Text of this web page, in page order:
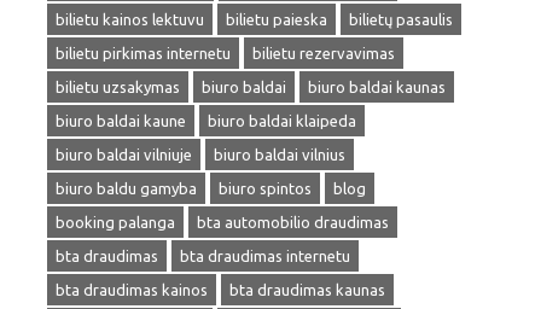
bilietu kainos lektuvu
bilietu paieska
bilietų pasaulis
bilietu pirkimas internetu
bilietu rezervavimas
bilietu uzsakymas
biuro baldai
biuro baldai kaunas
biuro baldai kaune
biuro baldai klaipeda
biuro baldai vilniuje
biuro baldai vilnius
biuro baldu gamyba
biuro spintos
blog
booking palanga
bta automobilio draudimas
bta draudimas
bta draudimas internetu
bta draudimas kainos
bta draudimas kaunas